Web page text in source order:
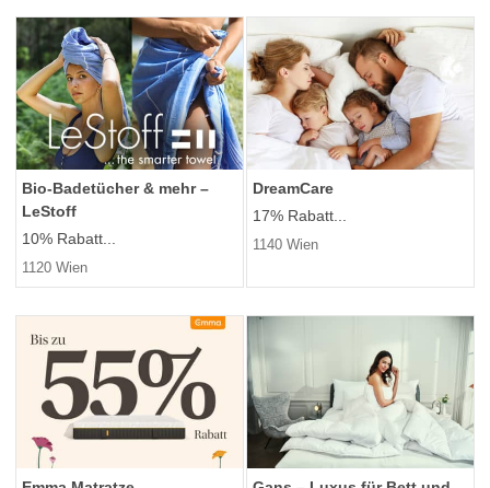
Bio-Badetücher & mehr –
LeStoff
10% Rabatt...
1120 Wien
DreamCare
17% Rabatt...
1140 Wien